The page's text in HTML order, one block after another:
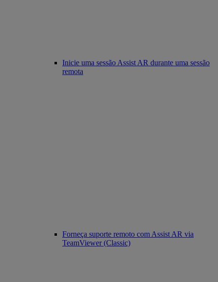
Inicie uma sessão Assist AR durante uma sessão
remota
Forneça suporte remoto com Assist AR via
TeamViewer (Classic)